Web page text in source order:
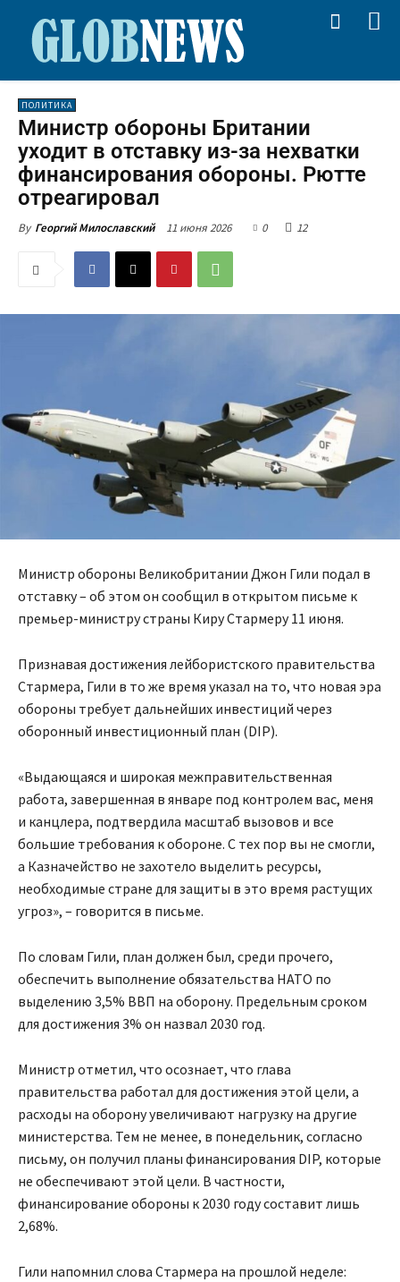
ПОЛИТИКА
Министр обороны Британии
уходит в отставку из-за нехватки
финансирования обороны. Рютте
отреагировал
By Георгий Милославский 11 июня 2026 0 12
Министр обороны Великобритании Джон Гили подал в
отставку – об этом он сообщил в открытом письме к
премьер-министру страны Киру Стармеру 11 июня.
Признавая достижения лейбористского правительства
Стармера, Гили в то же время указал на то, что новая эра
обороны требует дальнейших инвестиций через
оборонный инвестиционный план (DIP).
«Выдающаяся и широкая межправительственная
работа, завершенная в январе под контролем вас, меня
и канцлера, подтвердила масштаб вызовов и все
большие требования к обороне. С тех пор вы не смогли,
а Казначейство не захотело выделить ресурсы,
необходимые стране для защиты в это время растущих
угроз», – говорится в письме.
По словам Гили, план должен был, среди прочего,
обеспечить выполнение обязательства НАТО по
выделению 3,5% ВВП на оборону. Предельным сроком
для достижения 3% он назвал 2030 год.
Министр отметил, что осознает, что глава
правительства работал для достижения этой цели, а
расходы на оборону увеличивают нагрузку на другие
министерства. Тем не менее, в понедельник, согласно
письму, он получил планы финансирования DIP, которые
не обеспечивают этой цели. В частности,
финансирование обороны к 2030 году составит лишь
2,68%.
Гили напомнил слова Стармера на прошлой неделе: